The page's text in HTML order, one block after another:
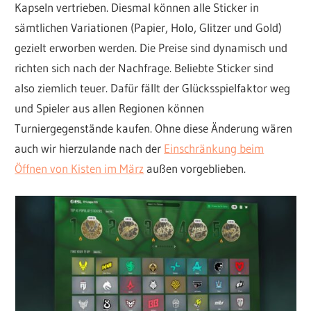
Kapseln vertrieben. Diesmal können alle Sticker in
sämtlichen Variationen (Papier, Holo, Glitzer und Gold)
gezielt erworben werden. Die Preise sind dynamisch und
richten sich nach der Nachfrage. Beliebte Sticker sind
also ziemlich teuer. Dafür fällt der Glücksspielfaktor weg
und Spieler aus allen Regionen können
Turniergegenstände kaufen. Ohne diese Änderung wären
auch wir hierzulande nach der Einschränkung beim
Öffnen von Kisten im März außen vorgeblieben.